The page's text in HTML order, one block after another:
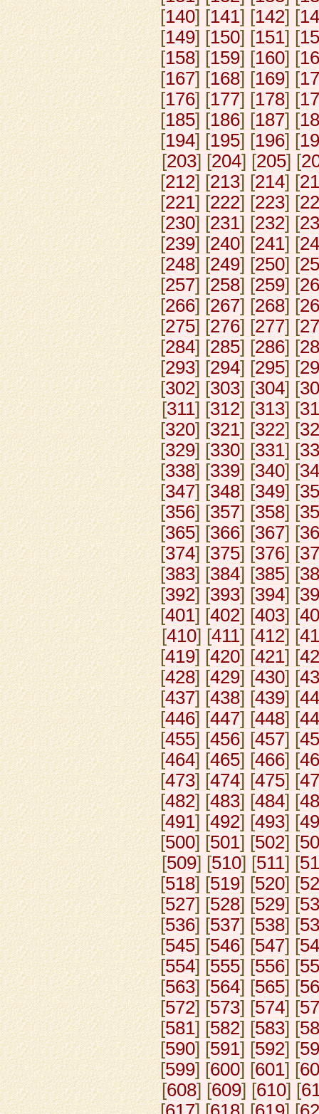
[140] [141] [142] [
[149] [150] [151] [
[158] [159] [160] [
[167] [168] [169] [
[176] [177] [178] [
[185] [186] [187] [
[194] [195] [196] [
[203] [204] [205] [
[212] [213] [214] [
[221] [222] [223] [
[230] [231] [232] [
[239] [240] [241] [
[248] [249] [250] [
[257] [258] [259] [
[266] [267] [268] [
[275] [276] [277] [
[284] [285] [286] [
[293] [294] [295] [
[302] [303] [304] [
[311] [312] [313] [
[320] [321] [322] [
[329] [330] [331] [
[338] [339] [340] [
[347] [348] [349] [
[356] [357] [358] [
[365] [366] [367] [
[374] [375] [376] [
[383] [384] [385] [
[392] [393] [394] [
[401] [402] [403] [
[410] [411] [412] [
[419] [420] [421] [
[428] [429] [430] [
[437] [438] [439] [
[446] [447] [448] [
[455] [456] [457] [
[464] [465] [466] [
[473] [474] [475] [
[482] [483] [484] [
[491] [492] [493] [
[500] [501] [502] [
[509] [510] [511] [
[518] [519] [520] [
[527] [528] [529] [
[536] [537] [538] [
[545] [546] [547] [
[554] [555] [556] [
[563] [564] [565] [
[572] [573] [574] [
[581] [582] [583] [
[590] [591] [592] [
[599] [600] [601] [
[608] [609] [610] [